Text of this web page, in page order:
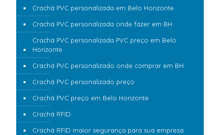
Crachá PVC personalizada em Belo Horizonte
Crachá PVC personalizada onde fazer em BH
Crachá PVC personalizada PVC preço em Belo
Horizonte
Crachá PVC personalizado onde comprar em BH
Crachá PVC personalizado preço
Crachá PVC preço em Belo Horizonte
Crachá RFID
Crachá RFID maior segurança para sua empresa